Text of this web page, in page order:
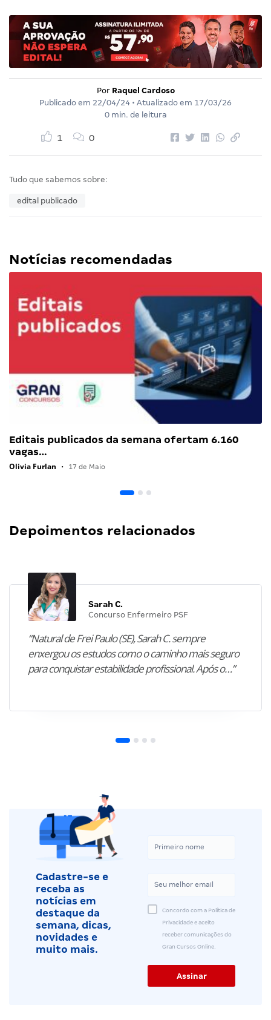
Por Raquel Cardoso
Publicado em 22/04/24 • Atualizado em 17/03/26
0 min. de leitura
1 0
Tudo que sabemos sobre:
edital publicado
Notícias recomendadas
Editais publicados da semana ofertam 6.160
vagas…
Olivia Furlan • 17 de Maio
Depoimentos relacionados
Sarah C.
Concurso Enfermeiro PSF
“Natural de Frei Paulo (SE), Sarah C. sempre
enxergou os estudos como o caminho mais seguro
para conquistar estabilidade profissional. Após o…”
Cadastre-se e
receba as
notícias em
destaque da
semana, dicas,
novidades e
muito mais.
Concordo com a Política de
Privacidade e aceito
receber comunicações do
Gran Cursos Online.